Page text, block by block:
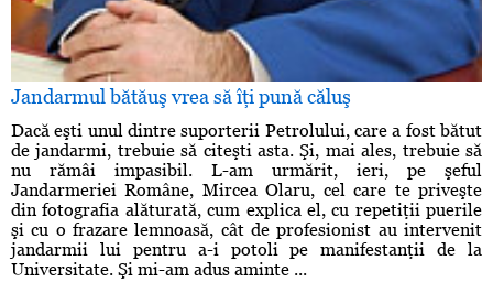
Jandarmul bătăuş vrea să îţi pună căluş
Dacă eşti unul dintre suporterii Petrolului, care a fost bătut
de jandarmi, trebuie să citeşti asta. Şi, mai ales, trebuie să
nu rămâi impasibil. L-am urmărit, ieri, pe şeful
Jandarmeriei Române, Mircea Olaru, cel care te priveşte
din fotografia alăturată, cum explica el, cu repetiţii puerile
şi cu o frazare lemnoasă, cât de profesionist au intervenit
jandarmii lui pentru a-i potoli pe manifestanţii de la
Universitate. Şi mi-am adus aminte ...